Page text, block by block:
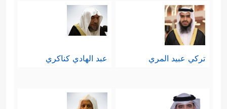
تركي عبيد المري عبد الهادي كناكري